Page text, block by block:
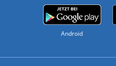
Android